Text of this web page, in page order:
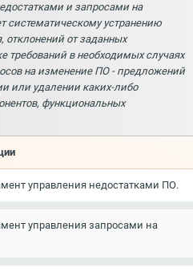
и запросами на
систематическому устранению
от заданных
требований в необходимых случаях
на изменение ПО - предложений
или удалении каких-либо
функциональных
управления недостатками ПО.
управления запросами на